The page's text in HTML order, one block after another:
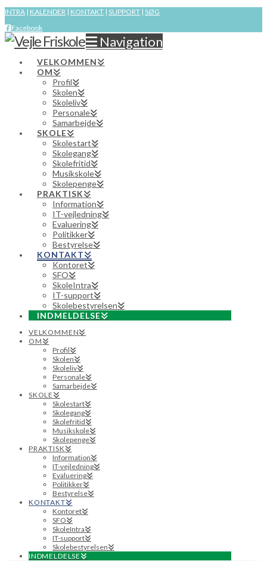
INTRA | KALENDER | KONTAKT | SUPPORT | SØG
Facebook
Navigation
VELKOMMEN
OM
Profil
Skolen
Skoleliv
Personale
Samarbejde
SKOLE
Skolestart
Skolegang
Skolefritid
Musikskole
Skolepenge
PRAKTISK
Information
IT-vejledning
Evaluering
Politikker
Bestyrelse
KONTAKT
Kontoret
SFO
SkoleIntra
IT-support
Skolebestyrelsen
INDMELDELSE
VELKOMMEN
OM
Profil
Skolen
Skoleliv
Personale
Samarbejde
SKOLE
Skolestart
Skolegang
Skolefritid
Musikskole
Skolepenge
PRAKTISK
Information
IT-vejledning
Evaluering
Politikker
Bestyrelse
KONTAKT
Kontoret
SFO
SkoleIntra
IT-support
Skolebestyrelsen
INDMELDELSE